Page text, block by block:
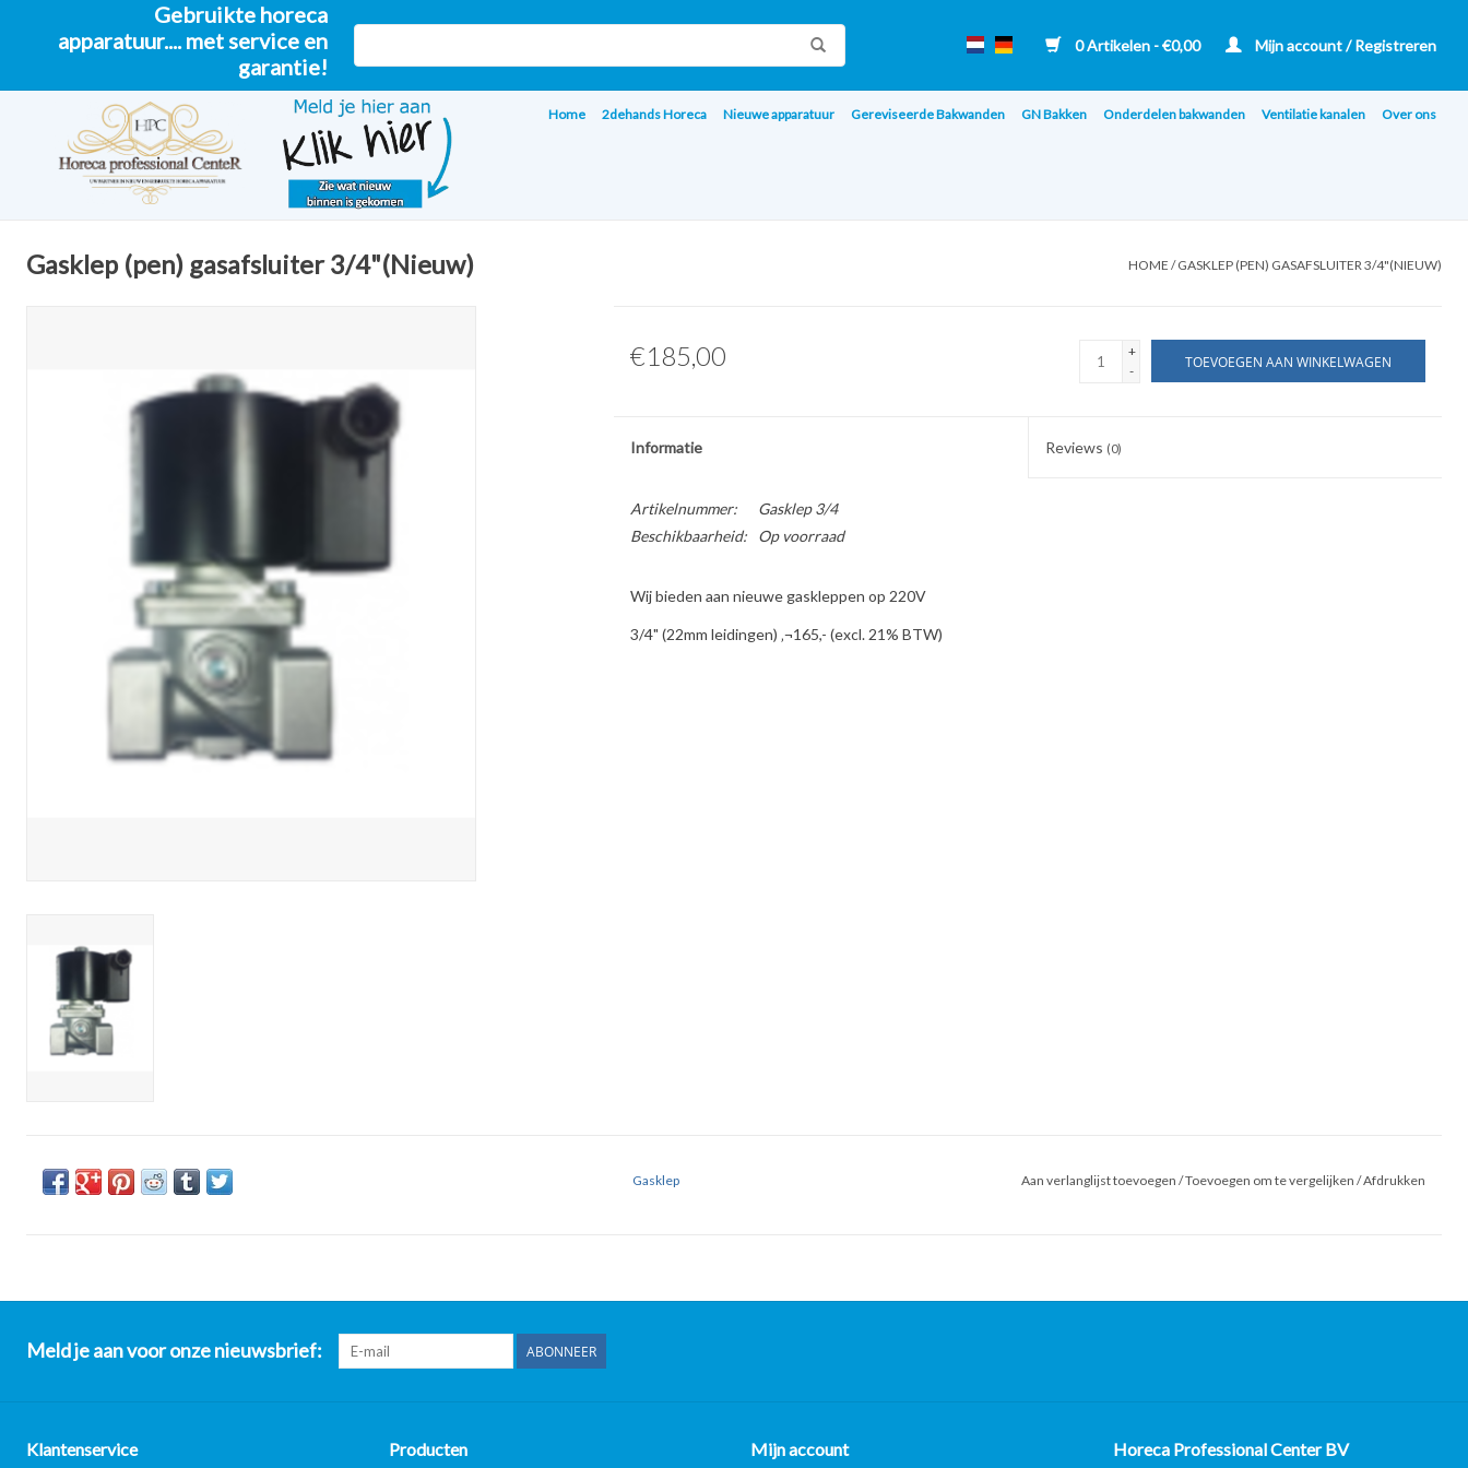
Gebruikte horeca
apparatuur.... met service en
garantie!
0 Artikelen - €0,00 Mijn account / Registreren
Home 2dehands Horeca Nieuwe apparatuur Gereviseerde Bakwanden GN Bakken Onderdelen bakwanden Ventilatie kanalen Over ons
Gasklep (pen) gasafsluiter 3/4"(Nieuw) HOME /GASKLEP (PEN) GASAFSLUITER 3/4"(NIEUW)
€185,00
+
-
TOEVOEGEN AAN WINKELWAGEN
Informatie Reviews (0)
Artikelnummer:
Gasklep 3/4
Beschikbaarheid:
Op voorraad
Wij bieden aan nieuwe gaskleppen op 220V
3/4" (22mm leidingen) ‚¬165,- (excl. 21% BTW)
Gasklep Aan verlanglijst toevoegen /Toevoegen om te vergelijken /Afdrukken
Meld je aan voor onze nieuwsbrief: ABONNEER
Klantenservice Producten Mijn account Horeca Professional Center BV